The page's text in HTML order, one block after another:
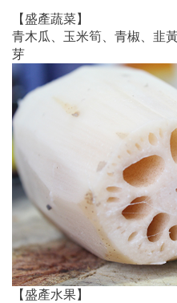
【盛產蔬菜】
青木瓜、玉米筍、青椒、韭
芽
【盛產水果】